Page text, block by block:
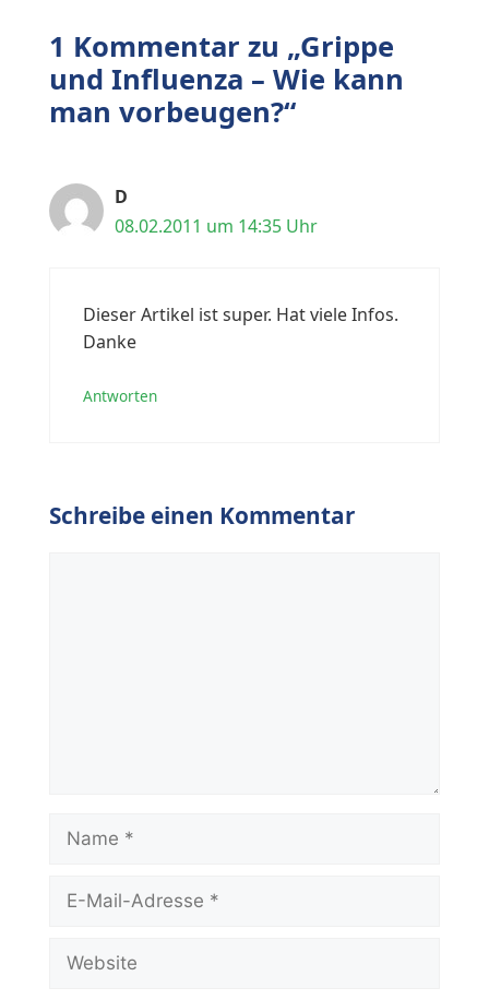
1 Kommentar zu „Grippe
und Influenza – Wie kann
man vorbeugen?“
D
08.02.2011 um 14:35 Uhr
Dieser Artikel ist super. Hat viele Infos.
Danke
Antworten
Schreibe einen Kommentar
Name
Mail-
Website